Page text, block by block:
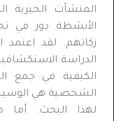
المنشآت الخيرية
الأنشطة دور في
زكاتهم. لقد
الدراسة
الكيفية في جمع
الشخصية هي
لهذا البحث. أما